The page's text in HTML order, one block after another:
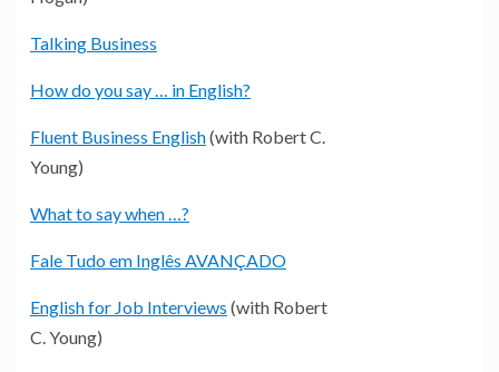
Talking Business
How do you say … in English?
Fluent Business English(with Robert C.
Young)
What to say when …?
Fale Tudo em Inglês AVANÇADO
English for Job Interviews (with Robert
C. Young)